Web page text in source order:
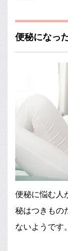
便秘になっ
便秘に悩む人
秘はつきもの
ないようです。